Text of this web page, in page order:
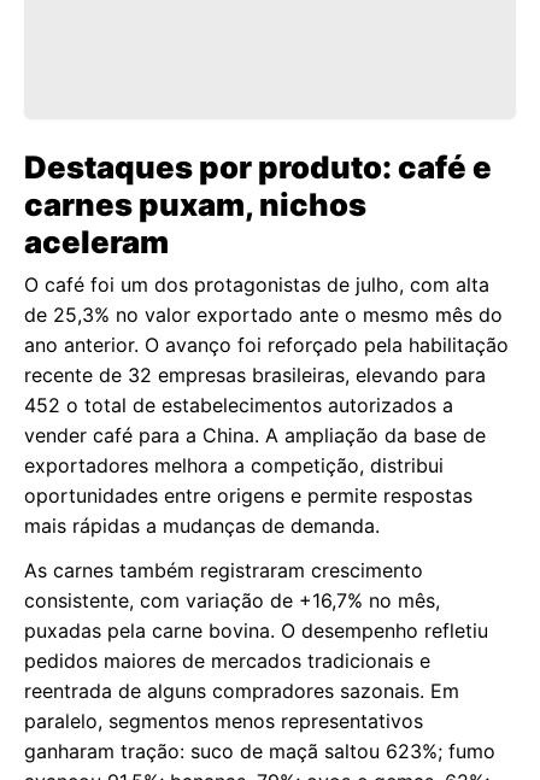
Destaques por produto: café e
carnes puxam, nichos
aceleram
O café foi um dos protagonistas de julho, com alta
de 25,3% no valor exportado ante o mesmo mês do
ano anterior. O avanço foi reforçado pela habilitação
recente de 32 empresas brasileiras, elevando para
452 o total de estabelecimentos autorizados a
vender café para a China. A ampliação da base de
exportadores melhora a competição, distribui
oportunidades entre origens e permite respostas
mais rápidas a mudanças de demanda.
As carnes também registraram crescimento
consistente, com variação de +16,7% no mês,
puxadas pela carne bovina. O desempenho refletiu
pedidos maiores de mercados tradicionais e
reentrada de alguns compradores sazonais. Em
paralelo, segmentos menos representativos
ganharam tração: suco de maçã saltou 623%; fumo